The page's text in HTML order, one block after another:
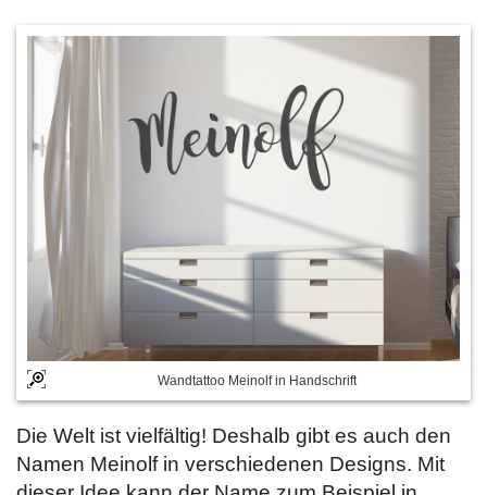
Wandtattoo Meinolf in Handschrift
Die Welt ist vielfältig! Deshalb gibt es auch den
Namen Meinolf in verschiedenen Designs. Mit